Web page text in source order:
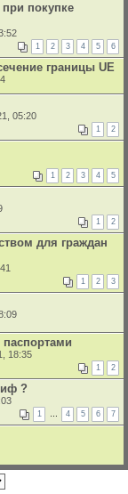
покупке
1 2 3 4 5 6
границы UE
05:20
1 2
1 2 3 4 5
1 2
для граждан
1 2 3
18:35
1 2
?
1 … 4 5 6 7